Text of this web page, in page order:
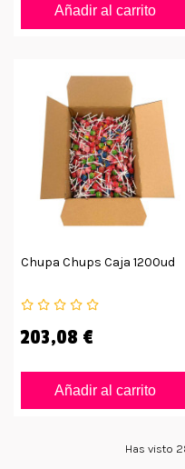
Añadir al carrito
Chupa Chups Caja 1200ud
203,08 €
Añadir al carrito
Has visto